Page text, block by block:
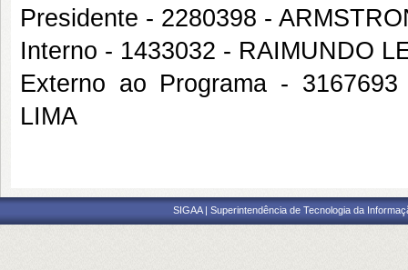
Presidente - 2280398 -
Interno - 1433032 - RAIMUNDO
Externo ao Programa -
LIMA
SIGAA | Superintendência de Tecnologia da